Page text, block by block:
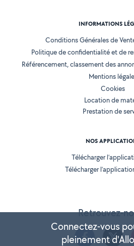
Retrouvez-
INFORMATIONS
Conditions Générales de
Politique de confidentialité et de
Référencement, classement des
Mentions
Cookies
Location de
Prestation de
NOS
Télécharger
Télécharger
Connectez-vous
pleinement